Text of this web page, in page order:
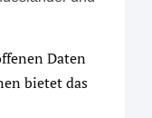
Daten
bietet das